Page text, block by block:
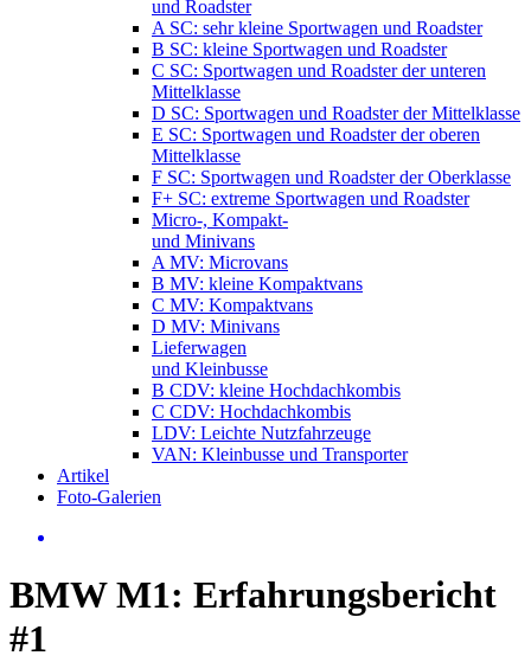
und Roadster
A SC: sehr kleine Sportwagen und Roadster
B SC: kleine Sportwagen und Roadster
C SC: Sportwagen und Roadster der unteren
Mittelklasse
D SC: Sportwagen und Roadster der Mittelklasse
E SC: Sportwagen und Roadster der oberen
Mittelklasse
F SC: Sportwagen und Roadster der Oberklasse
F+ SC: extreme Sportwagen und Roadster
Micro-, Kompakt-
und Minivans
A MV: Microvans
B MV: kleine Kompaktvans
C MV: Kompaktvans
D MV: Minivans
Lieferwagen
und Kleinbusse
B CDV: kleine Hochdachkombis
C CDV: Hochdachkombis
LDV: Leichte Nutzfahrzeuge
VAN: Kleinbusse und Transporter
Artikel
Foto-Galerien
BMW M1: Erfahrungsbericht
#1